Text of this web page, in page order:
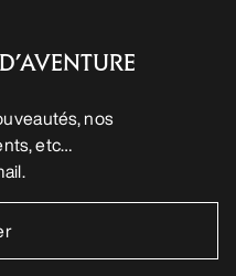
nos
etc…